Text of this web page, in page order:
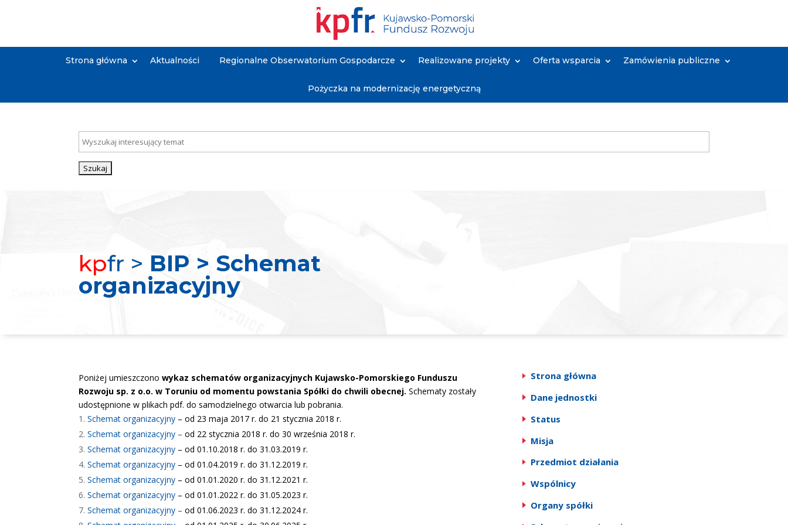
Strona główna Aktualności Regionalne Obserwatorium Gospodarcze Realizowane projekty Oferta wsparcia Zamówienia publiczne
Pożyczka na modernizację energetyczną
Szukaj:
Search
kpfr > BIP > Schemat
organizacyjny
Poniżej umieszczono wykaz schematów organizacyjnych Kujawsko-Pomorskiego Funduszu
Rozwoju sp. z o.o. w Toruniu od momentu powstania Spółki do chwili obecnej.Schematy zostały
udostępnione w plikach pdf. do samodzielnego otwarcia lub pobrania.
Schemat organizacyjny – od 23 maja 2017 r. do 21 stycznia 2018 r.
Schemat organizacyjny – od 22 stycznia 2018 r. do 30 września 2018 r.
Schemat organizacyjny – od 01.10.2018 r. do 31.03.2019 r.
Schemat organizacyjny – od 01.04.2019 r. do 31.12.2019 r.
Schemat organizacyjny – od 01.01.2020 r. do 31.12.2021 r.
Schemat organizacyjny – od 01.01.2022 r. do 31.05.2023 r.
Schemat organizacyjny –od 01.06.2023 r. do 31.12.2024 r.
Strona główna
Dane jednostki
Status
Misja
Przedmiot działania
Wspólnicy
Organy spółki